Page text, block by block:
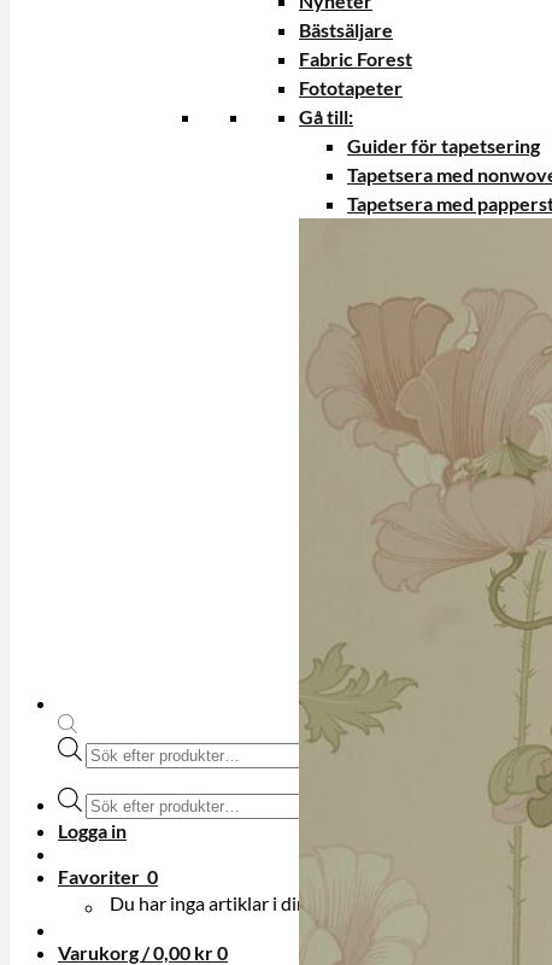
Produktsökning
Produktsökning
Logga in
Favoriter 0
Du har inga artiklar i din onskelista.
Varukorg /0,00 kr0
Bästsäljare
Fabric Forest
Fototapeter
Gå till:
Guider för tapetsering
Tapetsera med
Tapetsera med